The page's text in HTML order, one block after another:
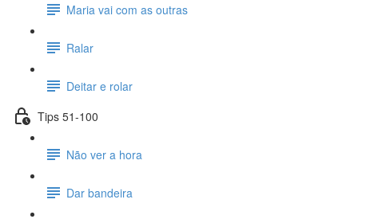
Maria vai com as outras
Ralar
Deitar e rolar
Tips 51-100
Não ver a hora
Dar bandeira